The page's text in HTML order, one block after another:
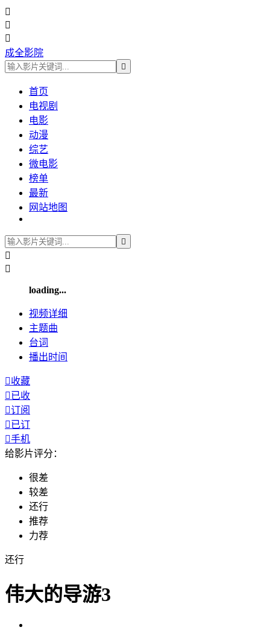



成全影院

首页
电视剧
电影
动漫
综艺
微电影
榜单
最新
网站地图



loading...
视频详细
主题曲
台词
播出时间
收藏
已收
订阅
已订
手机
给影片评分：
很差
较差
还行
推荐
力荐
还行
伟大的导游3